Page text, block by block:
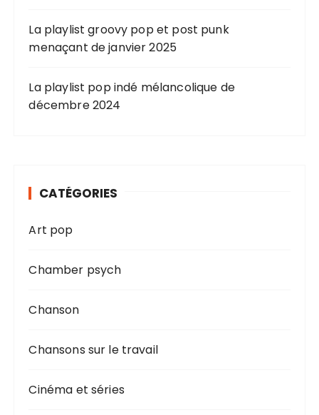
La playlist groovy pop et post punk
menaçant de janvier 2025
La playlist pop indé mélancolique de
décembre 2024
CATÉGORIES
Art pop
Chamber psych
Chanson
Chansons sur le travail
Cinéma et séries